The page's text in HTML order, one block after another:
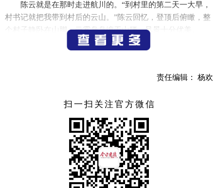
陈云就是在那时走进航川的。“到村里的第二天一大早，
村书记就把我带到村后的云山。”陈云回忆，登顶后俯瞰，整
个村子静卧在山脚，云雾袅袅缠于山腰，风景十分优美。
陈云是航川村的见证者。他初到时，村里民宿只有262张
村民宿价格统一，附带三餐，村民和游客同吃同住，大家心
对着展览的一幅幅作品，陈云详细介绍起航川：“水果玉
米是航川村的主要经济作物，曾经的泥沼地也被改造成了游
泳池。你瞧，这幅是村里所有的民宿业态融合照片，游客越
来越多，村民的生活也越来越红火……”
与艺术相融共生，同样也是更楼街道石岭村的蝶变之
道。“位于山顶的石岭村当时只剩下不多的老年人居住，但秀
责任编辑： 杨欢
扫一扫关注官方微信